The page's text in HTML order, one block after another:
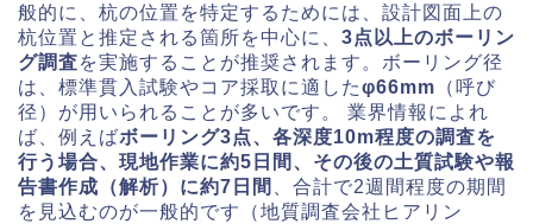
般的に、杭の位置を特定するためには、設計図面上の
杭位置と推定される箇所を中心に、 3点以上のボーリン
グ調査を実施することが推奨されます。ボーリング径
は、標準貫入試験やコア採取に適したφ66mm （呼び
径）が用いられることが多いです。 業界情報によれ
ば、例えばボーリング3点、各深度10m程度の調査を
行う場合、現地作業に約5日間、その後の土質試験や報
告書作成（解析）に約7日間
、合計で2週間程度の期間
を見込むのが一般的です（地質調査会社ヒアリン